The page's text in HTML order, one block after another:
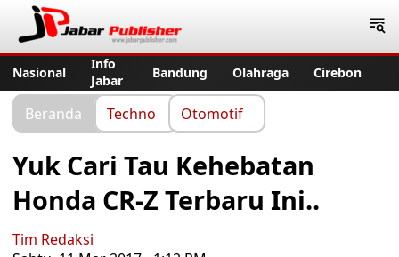
Nasional
Info
Jabar
Bandung Olahraga Cirebon
Beranda Techno Otomotif
Yuk Cari Tau Kehebatan
Honda CR-Z Terbaru Ini..
Tim Redaksi